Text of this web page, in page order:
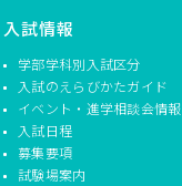
入試情報
学部学科別入試区分
入試のえらびかたガイド
イベント・進学相談会情報
入試日程
募集要項
試験場案内